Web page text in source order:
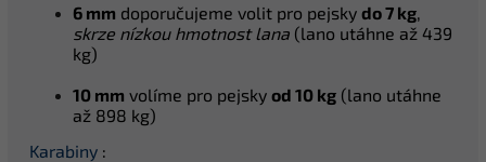
6 mm doporučujeme volit pro pejsky do 7 kg,
skrze nízkou hmotnost lana (lano utáhne až 439
kg)
10 mm volíme pro pejsky od 10 kg (lano utáhne
až 898 kg)
Karabiny :